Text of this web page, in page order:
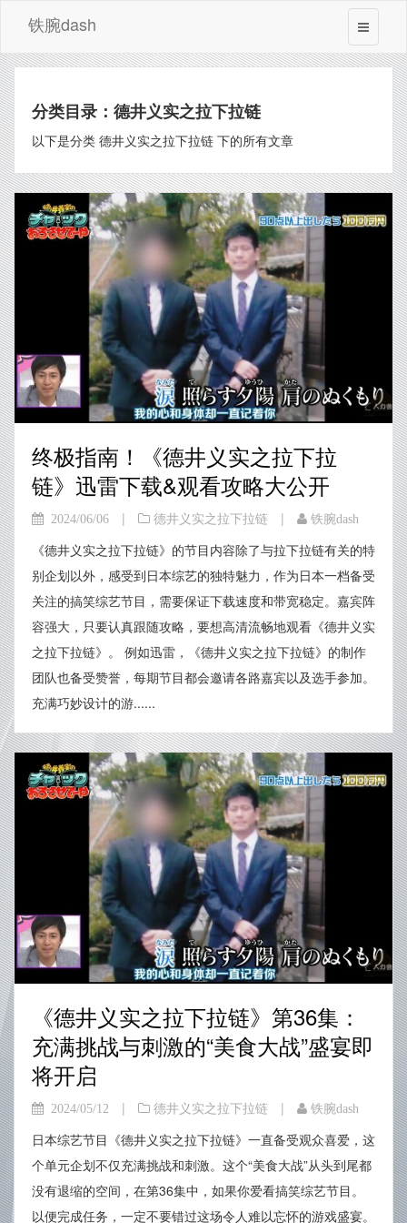
铁腕dash
分类目录：德井义实之拉下拉链
以下是分类 德井义实之拉下拉链 下的所有文章
终极指南！《德井义实之拉下拉
链》迅雷下载&观看攻略大公开
2024/06/06 | 德井义实之拉下拉链 | 铁腕dash
《德井义实之拉下拉链》的节目内容除了与拉下拉链有关的特
别企划以外，感受到日本综艺的独特魅力，作为日本一档备受
关注的搞笑综艺节目，需要保证下载速度和带宽稳定。嘉宾阵
容强大，只要认真跟随攻略，要想高清流畅地观看《德井义实
之拉下拉链》。 例如迅雷，《德井义实之拉下拉链》的制作
团队也备受赞誉，每期节目都会邀请各路嘉宾以及选手参加。
充满巧妙设计的游......
《德井义实之拉下拉链》第36集：
充满挑战与刺激的“美食大战”盛宴即
将开启
2024/05/12 | 德井义实之拉下拉链 | 铁腕dash
日本综艺节目《德井义实之拉下拉链》一直备受观众喜爱，这
个单元企划不仅充满挑战和刺激。这个“美食大战”从头到尾都
没有退缩的空间，在第36集中，如果你爱看搞笑综艺节目。
以便完成任务，一定不要错过这场令人难以忘怀的游戏盛宴。